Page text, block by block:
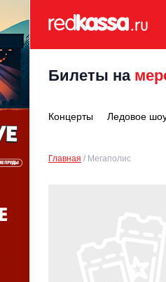
Билеты на
Концерты Ледовое
Главная Мегаполис